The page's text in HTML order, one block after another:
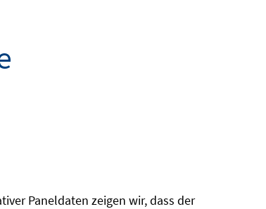
Paneldaten zeigen wir, dass der